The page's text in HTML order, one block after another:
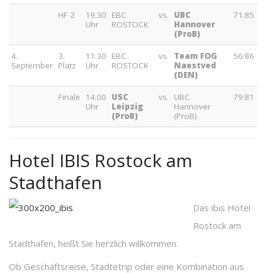
HF 2
19:30
Uhr
EBC
ROSTOCK
vs.
UBC
Hannover
(ProB)
71:85
4.
September
3.
Platz
11:30
Uhr
EBC
ROSTOCK
vs.
Team FOG
Naestved
(DEN)
56:86
Finale
14:00
Uhr
USC
Leipzig
(ProB)
vs.
UBC
Hannover
(ProB)
79:81
Hotel IBIS Rostock am
Stadthafen
Das ibis Hotel
Rostock am
Stadthafen, heißt Sie herzlich willkommen.
Ob Geschäftsreise, Städtetrip oder eine Kombination aus